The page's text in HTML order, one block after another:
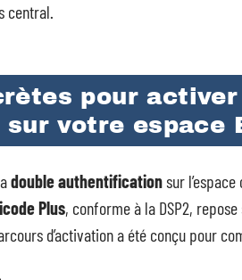
central.
pour
votre espace
double authentificationsur
Plus, conforme à la DSP2, repose
d’activation a été conçu pour